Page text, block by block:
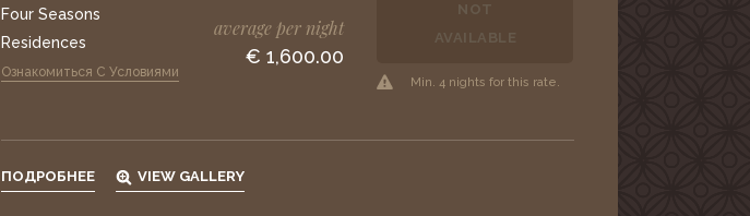
Four Seasons
Residences
Ознакомиться С Условиями
average per night
€ 1,600.00
NOT
AVAILABLE
Min. 4 nights for this rate.
ПОДРОБНЕЕ VIEW GALLERY